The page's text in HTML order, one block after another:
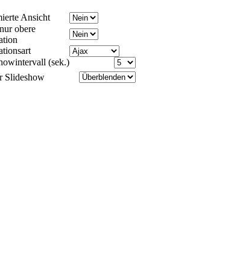
Ansicht
obere
(sek.)
Slideshow